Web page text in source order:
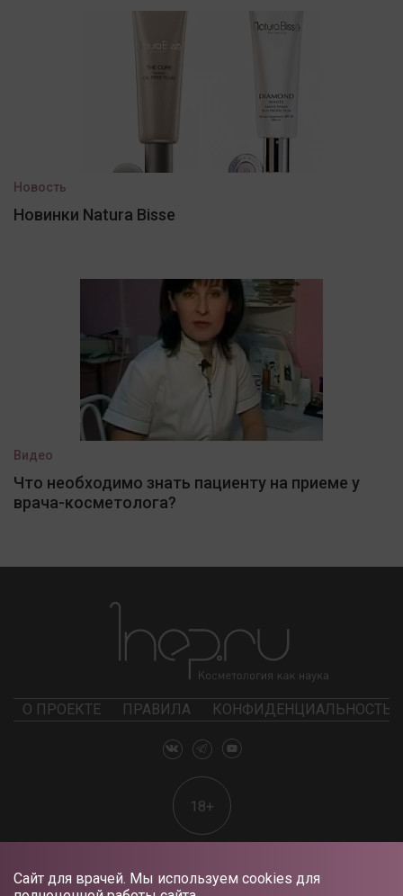
Сайт для врачей. Мы используем cookies для
Новость
Новинки Natura Bisse
Видео
Что необходимо знать пациенту на приеме у
врача-косметолога?
О ПРОЕКТЕ ПРАВИЛА КОНФИДЕНЦИАЛЬНОСТЬ
18+